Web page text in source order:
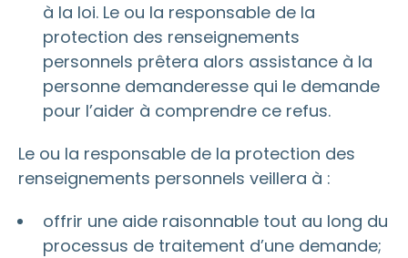
à la loi. Le ou la responsable de la
protection des renseignements
personnels prêtera alors assistance à la
personne demanderesse qui le demande
pour l’aider à comprendre ce refus.
Le ou la responsable de la protection des
renseignements personnels veillera à :
offrir une aide raisonnable tout au long du
processus de traitement d’une demande;